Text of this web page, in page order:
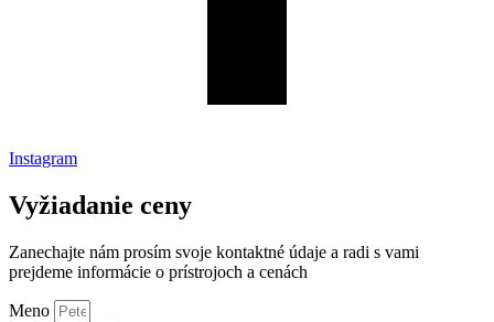
Instagram
Vyžiadanie ceny
Zanechajte nám prosím svoje kontaktné údaje a radi s vami
prejdeme informácie o prístrojoch a cenách
Meno